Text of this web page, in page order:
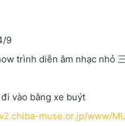
9
trình diễn âm nhạc nhỏ
vào bằng xe buýt
muse.or.jp/www/